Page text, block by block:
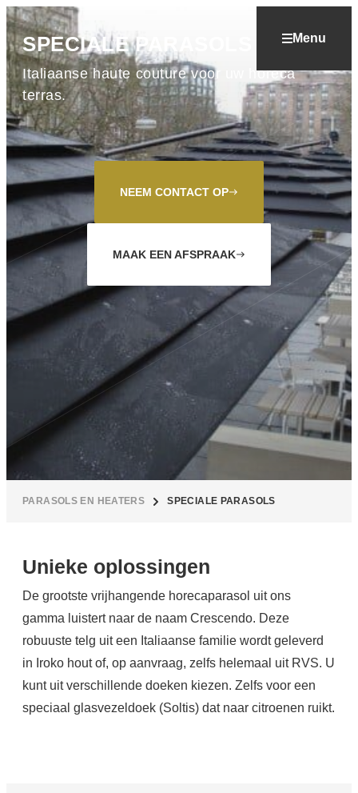
Menu
PARASOLS EN HEATERS SPECIALE PARASOLS
SPECIALE PARASOLS
Italiaanse haute couture voor uw horeca
terras.
NEEM CONTACT OPeast
MAAK EEN AFSPRAAKeast
Unieke oplossingen
De grootste vrijhangende horecaparasol uit ons
gamma luistert naar de naam Crescendo. Deze
robuuste telg uit een Italiaanse familie wordt geleverd
in Iroko hout of, op aanvraag, zelfs helemaal uit RVS. U
kunt uit verschillende doeken kiezen. Zelfs voor een
speciaal glasvezeldoek (Soltis) dat naar citroenen ruikt.